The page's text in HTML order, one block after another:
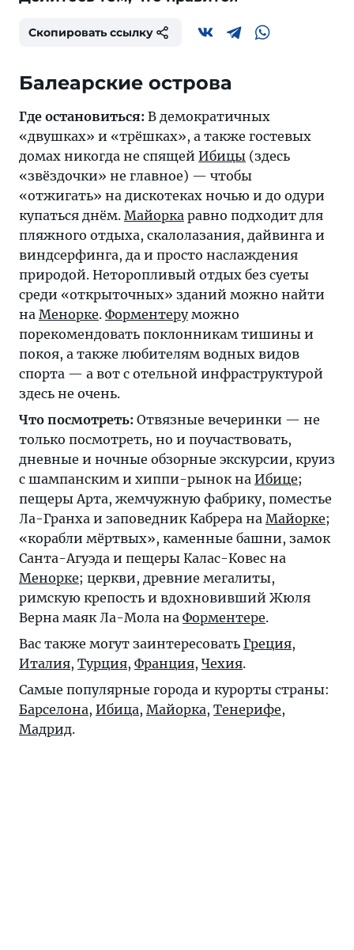
Скопировать ссылку
Балеарские острова
Где остановиться: В демократичных
«двушках» и «трёшках», а также гостевых
домах никогда не спящей Ибицы (здесь
«звёздочки» не главное) — чтобы
«отжигать» на дискотеках ночью и до одури
купаться днём. Майорка равно подходит для
пляжного отдыха, скалолазания, дайвинга и
виндсерфинга, да и просто наслаждения
природой. Неторопливый отдых без суеты
среди «открыточных» зданий можно найти
на Менорке. Форментеруможно
порекомендовать поклонникам тишины и
покоя, а также любителям водных видов
спорта — а вот с отельной инфраструктурой
здесь не очень.
Что посмотреть: Отвязные вечеринки — не
только посмотреть, но и поучаствовать,
дневные и ночные обзорные экскурсии, круиз
с шампанским и хиппи-рынок на Ибице;
пещеры Арта, жемчужную фабрику, поместье
Ла-Гранха и заповедник Кабрера на Майорке;
«корабли мёртвых», каменные башни, замок
Санта-Агуэда и пещеры Калас-Ковес на
Менорке; церкви, древние мегалиты,
римскую крепость и вдохновивший Жюля
Верна маяк Ла-Мола на Форментере.
Вас также могут заинтересовать Греция,
Италия, Турция, Франция, Чехия.
Самые популярные города и курорты страны:
Барселона, Ибица, Майорка, Тенерифе,
Мадрид.